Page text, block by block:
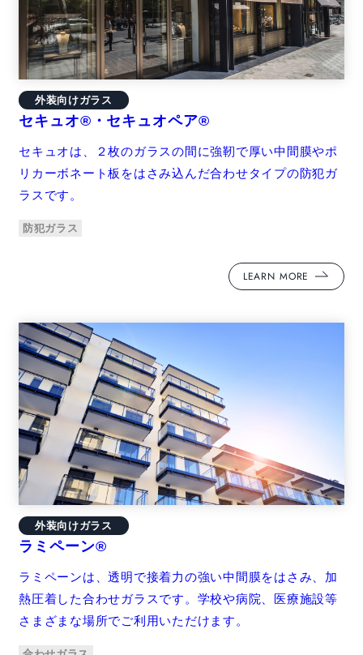
セキュオ®・セキュオペア®
外装向けガラス
セキュオは、２枚のガラスの間に強靭で厚い中間膜やポ
リカーボネート板をはさみ込んだ合わせタイプの防犯ガ
ラスです。
防犯ガラス
LEARN MORE
ラミペーン®
外装向けガラス
ラミペーンは、透明で接着力の強い中間膜をはさみ、加
熱圧着した合わせガラスです。学校や病院、医療施設等
さまざまな場所でご利用いただけます。